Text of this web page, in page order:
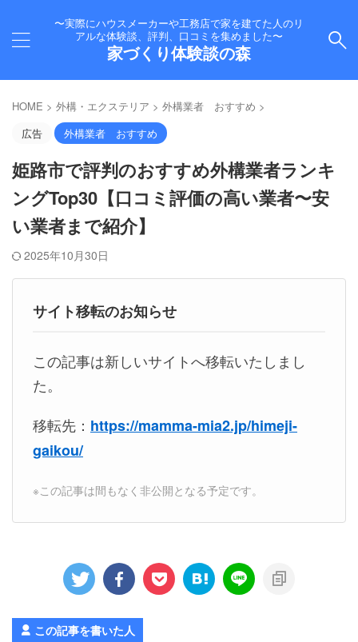
〜実際にハウスメーカーや工務店で家を建てた人のリ
アルな体験談、評判、口コミを集めました〜
家づくり体験談の森
HOME > 外構・エクステリア > 外構業者 おすすめ >
広告
外構業者 おすすめ
姫路市で評判のおすすめ外構業者ランキ
ングTop30【口コミ評価の高い業者〜安
い業者まで紹介】
2025年10月30日
サイト移転のお知らせ
この記事は新しいサイトへ移転いたしまし
た。
移転先： https://mamma-mia2.jp/himeji-
gaikou/
※この記事は間もなく非公開となる予定です。
この記事を書いた人